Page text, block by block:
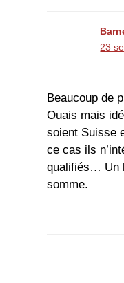
23
Beaucoup de
Ouais mais
soient Suisse
ce cas ils
qualifiés… Un
somme.